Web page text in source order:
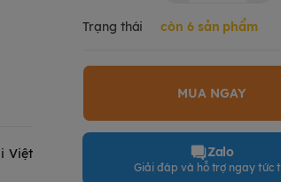
Trạng thái còn 6 sản phẩm
MUA NGAY
Zalo
Giải đáp và hỗ trợ ngay tức
Việt